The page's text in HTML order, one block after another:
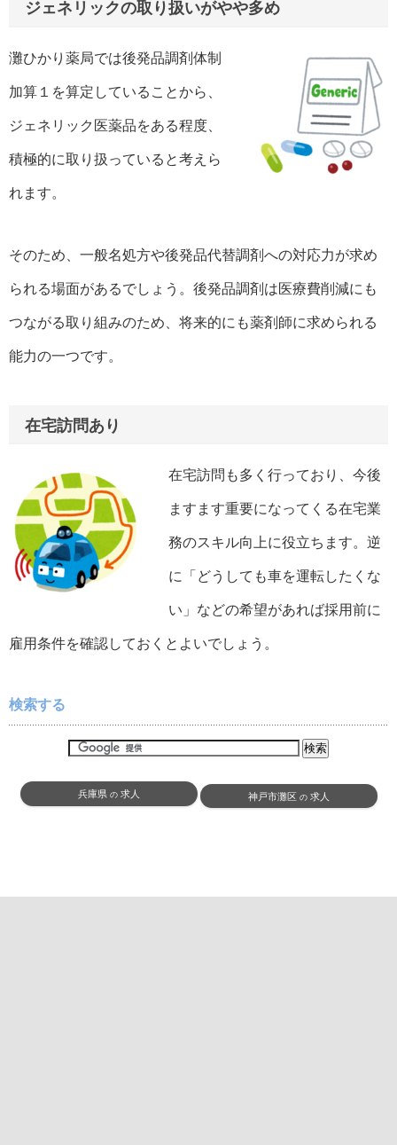
ジェネリックの取り扱いがやや多め
灘ひかり薬局では後発品調剤体制
加算１を算定していることから、
ジェネリック医薬品をある程度、
積極的に取り扱っていると考えら
れます。
そのため、一般名処方や後発品代替調剤への対応力が求め
られる場面があるでしょう。後発品調剤は医療費削減にも
つながる取り組みのため、将来的にも薬剤師に求められる
能力の一つです。
在宅訪問あり
在宅訪問も多く行っており、今後
ますます重要になってくる在宅業
務のスキル向上に役立ちます。逆
に「どうしても車を運転したくな
い」などの希望があれば採用前に
雇用条件を確認しておくとよいでしょう。
検索する
兵庫県の 求人 神戸市灘区 の 求人